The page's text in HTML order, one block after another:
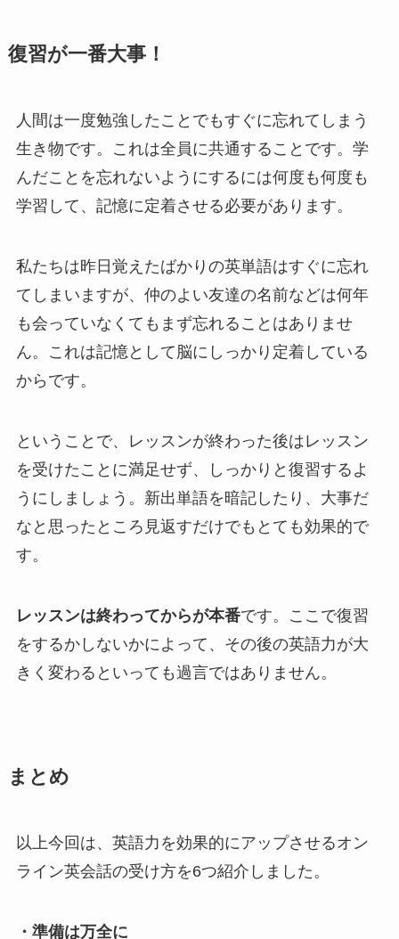
復習が一番大事！
人間は一度勉強したことでもすぐに忘れてしまう
生き物です。これは全員に共通することです。学
んだことを忘れないようにするには何度も何度も
学習して、記憶に定着させる必要があります。
私たちは昨日覚えたばかりの英単語はすぐに忘れ
てしまいますが、仲のよい友達の名前などは何年
も会っていなくてもまず忘れることはありませ
ん。これは記憶として脳にしっかり定着している
からです。
ということで、レッスンが終わった後はレッスン
を受けたことに満足せず、しっかりと復習するよ
うにしましょう。新出単語を暗記したり、大事だ
なと思ったところ見返すだけでもとても効果的で
す。
レッスンは終わってからが本番です。ここで復習
をするかしないかによって、その後の英語力が大
きく変わるといっても過言ではありません。
まとめ
以上今回は、英語力を効果的にアップさせるオン
ライン英会話の受け方を6つ紹介しました。
・準備は万全に